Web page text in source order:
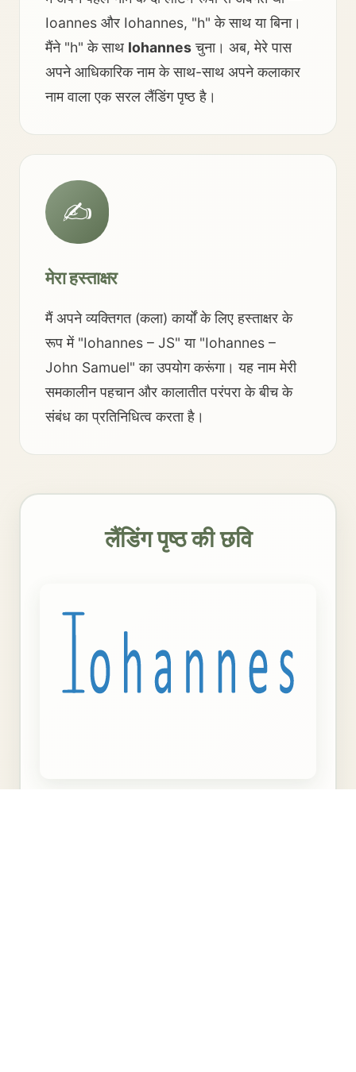
Ioannes और Iohannes, "h" के साथ या बिना।
मैंने "h" के साथ Iohannesचुना। अब, मेरे पास
अपने आधिकारिक नाम के साथ-साथ अपने कलाकार
नाम वाला एक सरल लैंडिंग पृष्ठ है।
✍️
मेरा हस्ताक्षर
मैं अपने व्यक्तिगत (कला) कार्यों के लिए हस्ताक्षर के
रूप में "Iohannes – JS" या "Iohannes –
John Samuel" का उपयोग करूंगा। यह नाम मेरी
समकालीन पहचान और कालातीत परंपरा के बीच के
संबंध का प्रतिनिधित्व करता है।
लैंडिंग पृष्ठ की छवि